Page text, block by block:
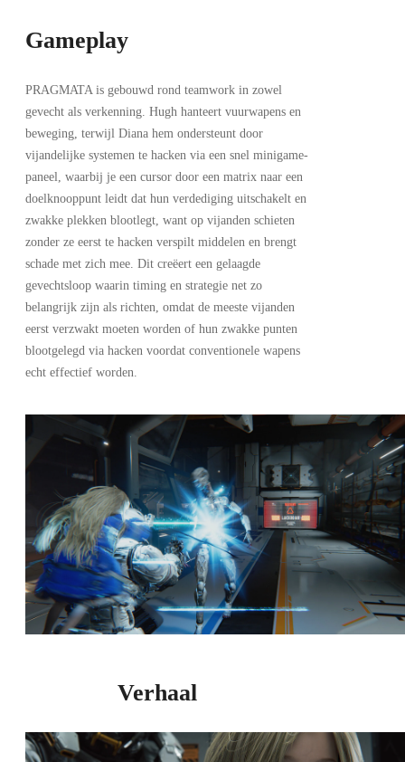
Gameplay
PRAGMATA is gebouwd rond teamwork in zowel
gevecht als verkenning. Hugh hanteert vuurwapens en
beweging, terwijl Diana hem ondersteunt door
vijandelijke systemen te hacken via een snel minigame-
paneel, waarbij je een cursor door een matrix naar een
doelknooppunt leidt dat hun verdediging uitschakelt en
zwakke plekken blootlegt, want op vijanden schieten
zonder ze eerst te hacken verspilt middelen en brengt
schade met zich mee. Dit creëert een gelaagde
gevechtsloop waarin timing en strategie net zo
belangrijk zijn als richten, omdat de meeste vijanden
eerst verzwakt moeten worden of hun zwakke punten
blootgelegd via hacken voordat conventionele wapens
echt effectief worden.
Verhaal